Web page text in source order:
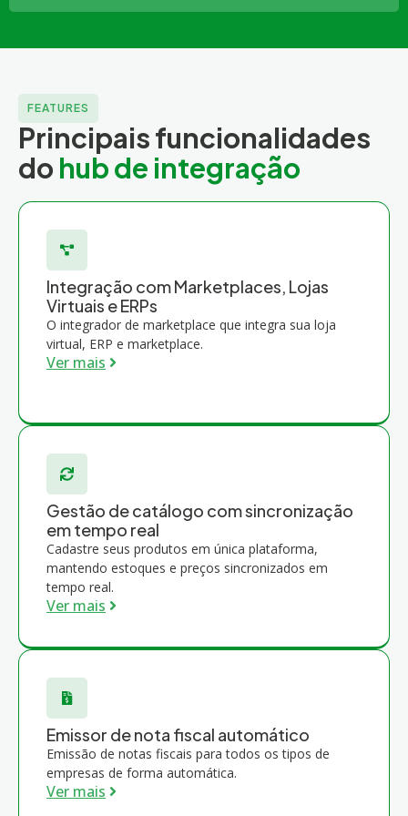
FEATURES
Principais funcionalidades
do hub de integração
Integração com Marketplaces, Lojas
Virtuais e ERPs
O integrador de marketplace que integra sua loja
virtual, ERP e marketplace.
Ver mais
Gestão de catálogo com sincronização
em tempo real
Cadastre seus produtos em única plataforma,
mantendo estoques e preços sincronizados em
tempo real.
Ver mais
Emissor de nota fiscal automático
Emissão de notas fiscais para todos os tipos de
empresas de forma automática.
Ver mais